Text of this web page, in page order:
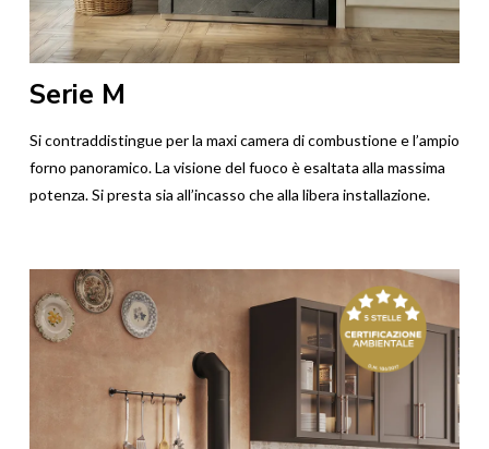
Serie M
Si contraddistingue per la maxi camera di combustione e l’ampio
forno panoramico. La visione del fuoco è esaltata alla massima
potenza. Si presta sia all’incasso che alla libera installazione.